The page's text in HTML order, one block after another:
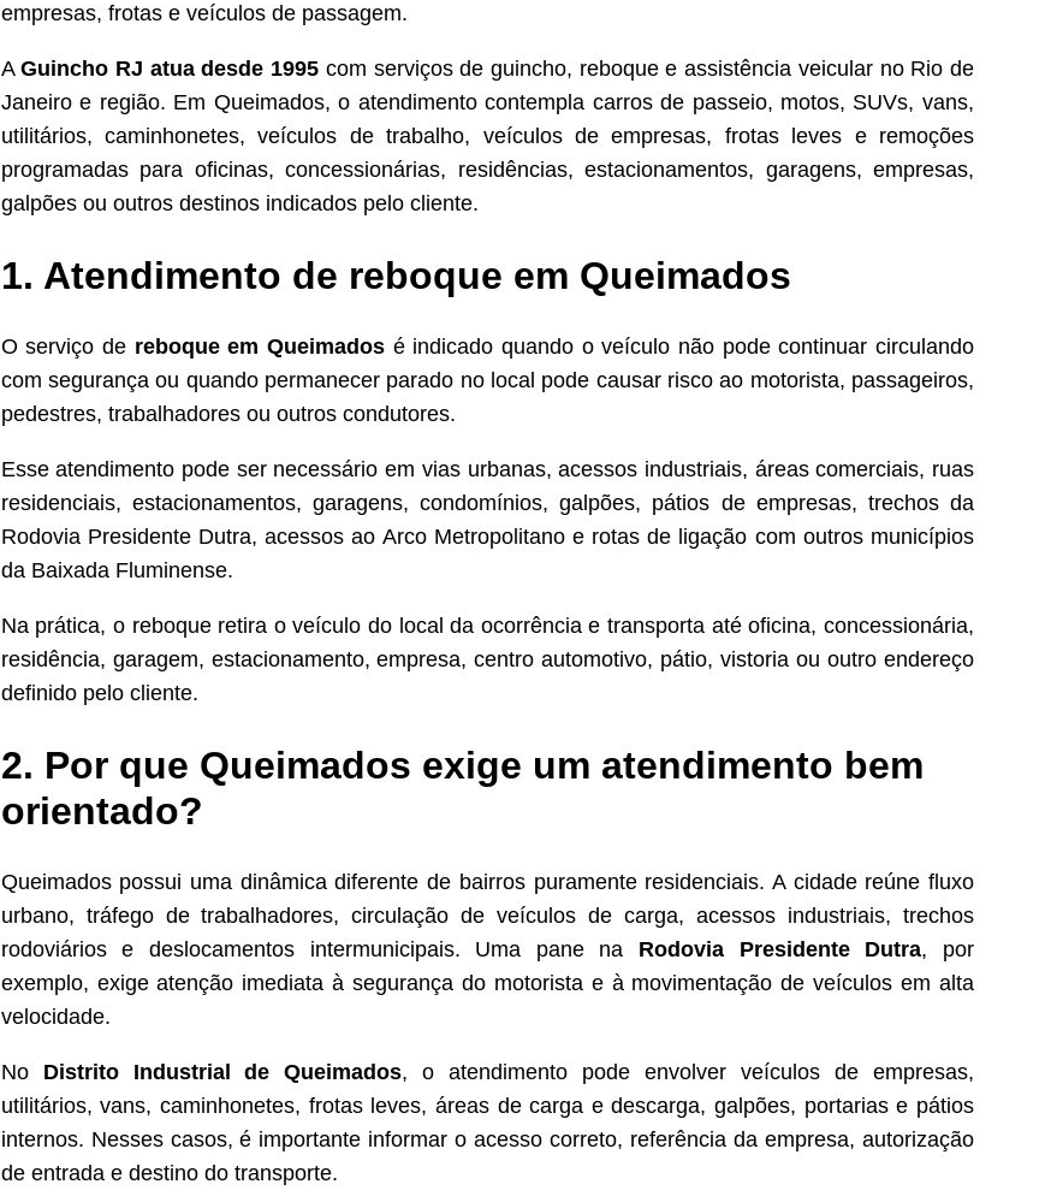
empresas, frotas e veículos de passagem.
AGuincho RJ atua desde 1995 com serviços de guincho, reboque e assistência veicular no Rio de
Janeiro e região. Em Queimados, o atendimento contempla carros de passeio, motos, SUVs, vans,
utilitários, caminhonetes, veículos de trabalho, veículos de empresas, frotas leves e remoções
programadas para oficinas, concessionárias, residências, estacionamentos, garagens, empresas,
galpões ou outros destinos indicados pelo cliente.
1. Atendimento de reboque em Queimados
O serviço de reboque em Queimados é indicado quando o veículo não pode continuar circulando
com segurança ou quando permanecer parado no local pode causar risco ao motorista, passageiros,
pedestres, trabalhadores ou outros condutores.
Esse atendimento pode ser necessário em vias urbanas, acessos industriais, áreas comerciais, ruas
residenciais, estacionamentos, garagens, condomínios, galpões, pátios de empresas, trechos da
Rodovia Presidente Dutra, acessos ao Arco Metropolitano e rotas de ligação com outros municípios
da Baixada Fluminense.
Na prática, o reboque retira o veículo do local da ocorrência e transporta até oficina, concessionária,
residência, garagem, estacionamento, empresa, centro automotivo, pátio, vistoria ou outro endereço
definido pelo cliente.
2. Por que Queimados exige um atendimento bem
orientado?
Queimados possui uma dinâmica diferente de bairros puramente residenciais. A cidade reúne fluxo
urbano, tráfego de trabalhadores, circulação de veículos de carga, acessos industriais, trechos
rodoviários e deslocamentos intermunicipais. Uma pane na Rodovia Presidente Dutra, por
exemplo, exige atenção imediata à segurança do motorista e à movimentação de veículos em alta
velocidade.
No Distrito Industrial de Queimados, o atendimento pode envolver veículos de empresas,
utilitários, vans, caminhonetes, frotas leves, áreas de carga e descarga, galpões, portarias e pátios
internos. Nesses casos, é importante informar o acesso correto, referência da empresa, autorização
de entrada e destino do transporte.